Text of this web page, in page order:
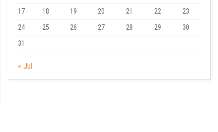
17
18 19 20 21 22
23
24
25 26 27 28 29
30
31
« Jul